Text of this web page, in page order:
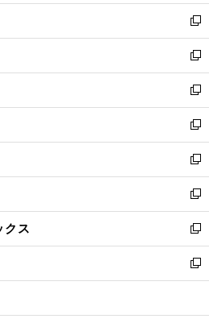
ウ
で
開
く
ン
ド
ウ
で
開
く
ウ
ィ
ン
ド
ウ
で
開
く
し
い
ウ
ィ
ン
ド
ウ
で
開
く
新
し
い
ウ
ィ
ン
ド
ウ
で
開
く
新
し
い
ウ
ィ
ン
ド
ウ
で
開
く
新
し
い
ウ
ィ
ン
ド
ウ
で
開
く
新
し
い
ウ
ィ
ン
ド
ウ
で
開
新
し
い
ウ
ィ
ン
ド
ウ
開
新
し
い
ウ
ィ
ン
ウ
クス
新
し
い
ウ
ン
新
し
ウ